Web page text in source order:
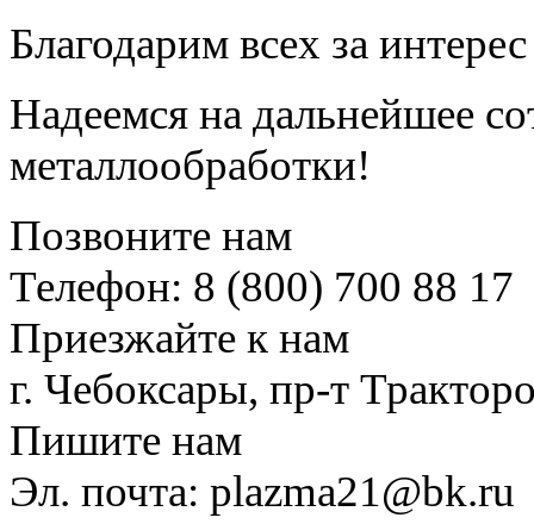
Благодарим всех за
Надеемся на дальнейшее
металлообработки!
Позвоните нам
Телефон: 8 (800) 700 88 17
Приезжайте к нам
г. Чебоксары, пр-т
Пишите нам
Эл. почта: plazma21@bk.ru